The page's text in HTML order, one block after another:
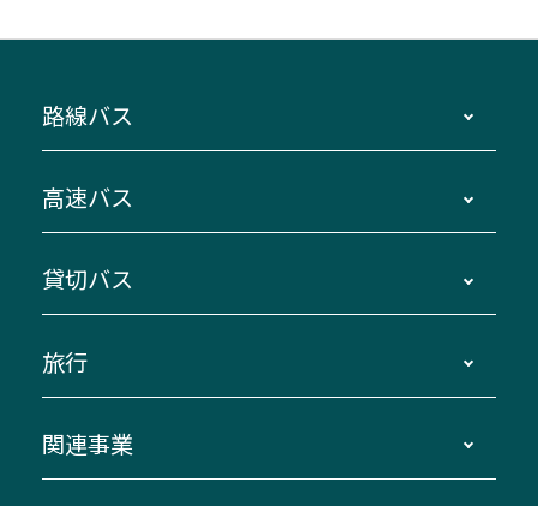
路線バス
主要停留所案内図・時刻表
路線バスのご利用方法
三重交通接近情報バスロケーションシステム
ダイヤ改正情報
迂回・休止について
臨時バスについて
高速バス
南紀・VISON～横浜・東京・埼玉
伊賀～名古屋
南紀～VISON～名古屋
湯の山温泉～名古屋
貸切バス
貸切バスのご利用について
お問い合わせ
旅行
貸切バス団体旅行
関連事業